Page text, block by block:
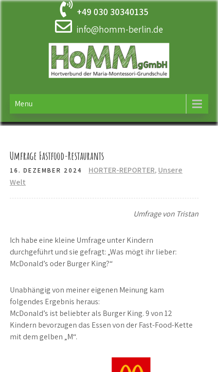
Skip
+49 030 30340135
info@homm-berlin.de
HOMM
Menu
Umfrage Fastfood-Restaurants
16. DEZEMBER 2024 HORTER-REPORTER, Unsere
Welt
Umfrage von Tristan
Ich habe eine kleine Umfrage unter Kindern
durchgeführt und sie gefragt: „Was mögt ihr lieber:
McDonald’s oder Burger King?“
Unabhängig von meiner eigenen Meinung kam
folgendes Ergebnis heraus:
McDonald’s ist beliebter als Burger King. 9 von 12
Kindern bevorzugen das Essen von der Fast-Food-Kette
mit dem gelben „M“.